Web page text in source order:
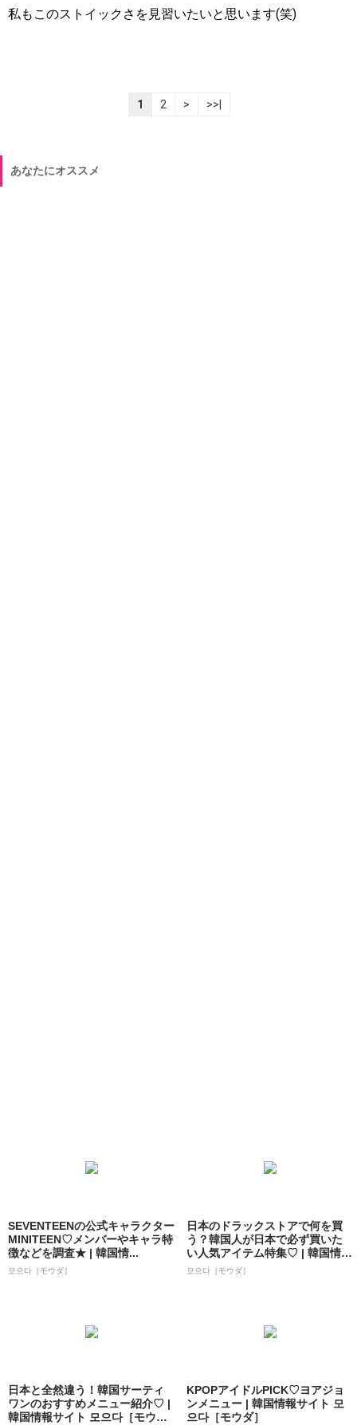
私もこのストイックさを見習いたいと思います(笑)
1 2 > >>|
あなたにオススメ
SEVENTEENの公式キャラクター
MINITEEN♡メンバーやキャラ特
徴などを調査★ | 韓国情...
모으다［モウダ］
日本のドラックストアで何を買
う？韓国人が日本で必ず買いた
い人気アイテム特集♡ | 韓国情報
サイト ...
모으다［モウダ］
日本と全然違う！韓国サーティ
ワンのおすすめメニュー紹介♡ |
韓国情報サイト 모으다［モウ
KPOPアイドルPICK♡ヨアジョ
ンメニュー | 韓国情報サイト 모
으다［モウダ］